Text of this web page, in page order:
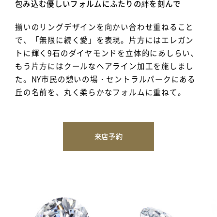
包み込む優しいフォルムにふたりの絆を刻んで
揃いのリングデザインを向かい合わせ重ねること
で、「無限に続く愛」を表現。片方にはエレガン
トに輝く9石のダイヤモンドを立体的にあしらい、
もう片方にはクールなヘアライン加工を施しまし
た。NY市民の憩いの場・セントラルパークにある
丘の名前を、丸く柔らかなフォルムに重ねて。
来店予約